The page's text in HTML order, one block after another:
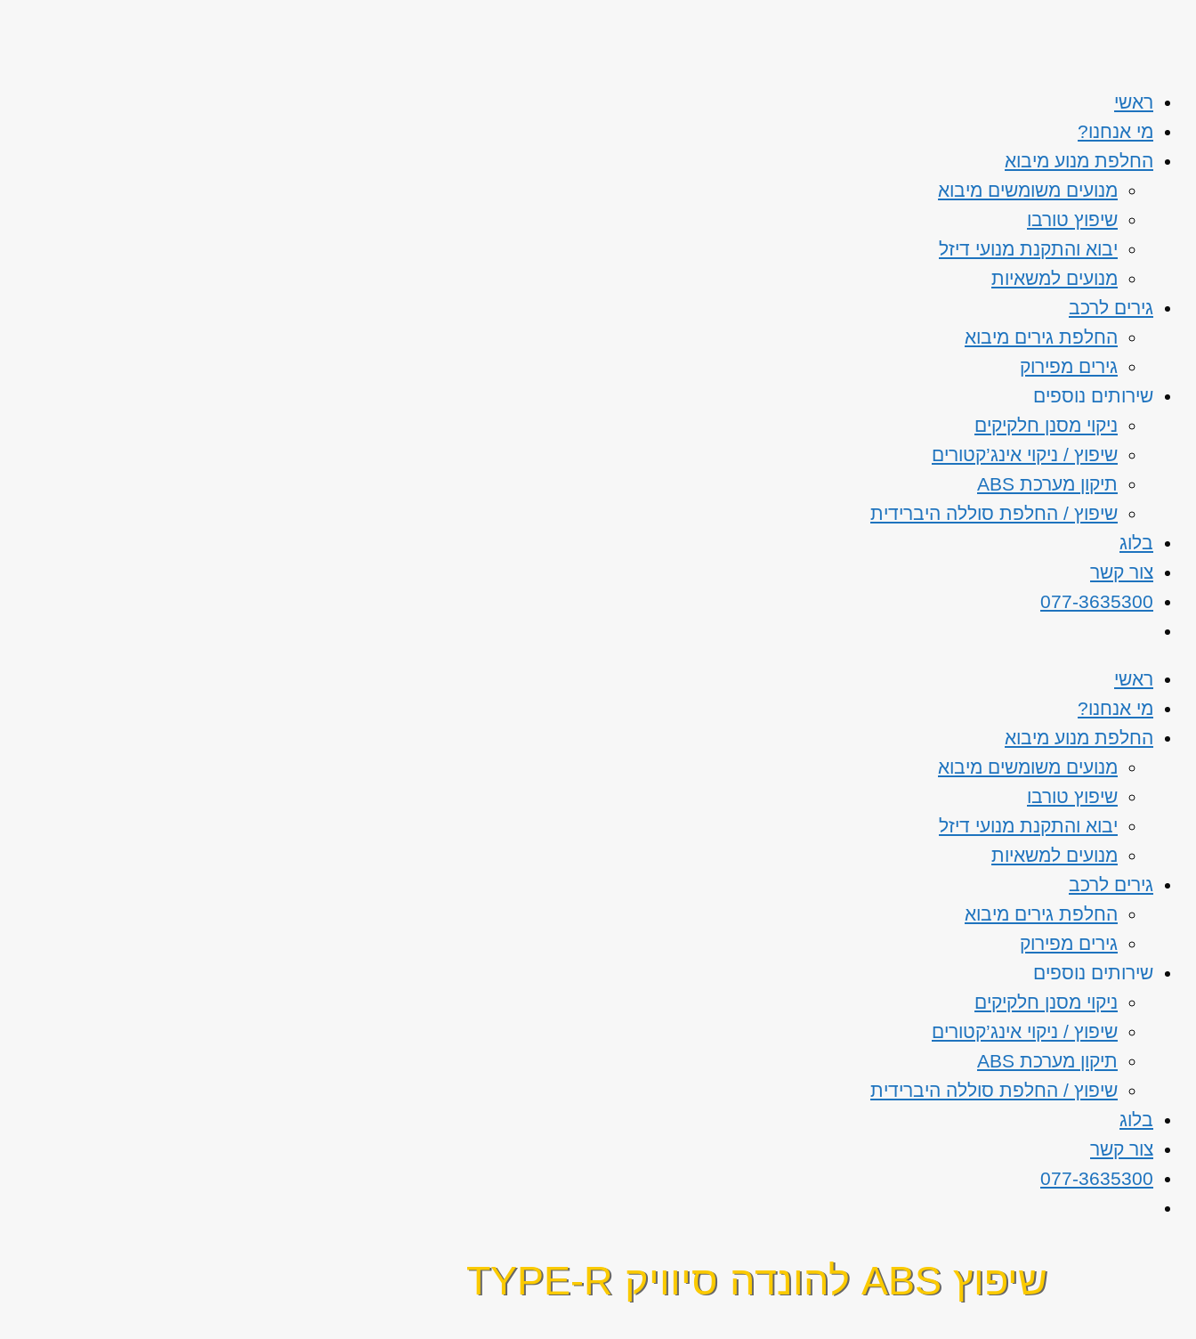
ראשי
מי אנחנו?
החלפת מנוע מיבוא
מנועים משומשים מיבוא
שיפוץ טורבו
יבוא והתקנת מנועי דיזל
מנועים למשאיות
גירים לרכב
החלפת גירים מיבוא
גירים מפירוק
שירותים נוספים
ניקוי מסנן חלקיקים
שיפוץ / ניקוי אינג’קטורים
תיקון מערכת ABS
שיפוץ / החלפת סוללה היברידית
בלוג
צור קשר
077-3635300
ראשי
מי אנחנו?
החלפת מנוע מיבוא
מנועים משומשים מיבוא
שיפוץ טורבו
יבוא והתקנת מנועי דיזל
מנועים למשאיות
גירים לרכב
החלפת גירים מיבוא
גירים מפירוק
שירותים נוספים
ניקוי מסנן חלקיקים
שיפוץ / ניקוי אינג’קטורים
תיקון מערכת ABS
שיפוץ / החלפת סוללה היברידית
בלוג
צור קשר
077-3635300
שיפוץ ABS להונדה סיוויק TYPE-R